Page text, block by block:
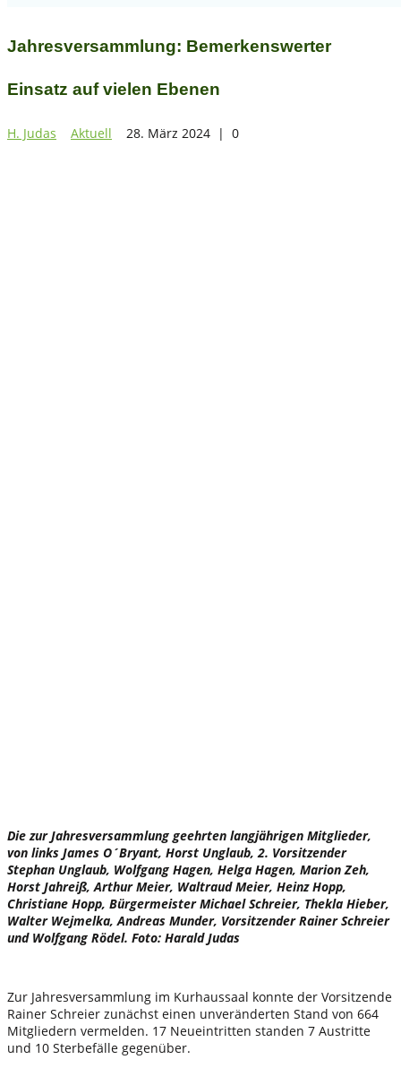
Jahresversammlung: Bemerkenswerter
Einsatz auf vielen Ebenen
H. Judas Aktuell 28. März 2024 | 0
Die zur Jahresversammlung geehrten langjährigen Mitglieder,
von links James O´Bryant, Horst Unglaub, 2. Vorsitzender
Stephan Unglaub, Wolfgang Hagen, Helga Hagen, Marion Zeh,
Horst Jahreiß, Arthur Meier, Waltraud Meier, Heinz Hopp,
Christiane Hopp, Bürgermeister Michael Schreier, Thekla Hieber,
Walter Wejmelka, Andreas Munder, Vorsitzender Rainer Schreier
und Wolfgang Rödel. Foto: Harald Judas
Zur Jahresversammlung im Kurhaussaal konnte der Vorsitzende
Rainer Schreier zunächst einen unveränderten Stand von 664
Mitgliedern vermelden. 17 Neueintritten standen 7 Austritte
und 10 Sterbefälle gegenüber.